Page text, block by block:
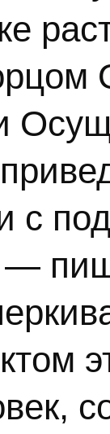
с